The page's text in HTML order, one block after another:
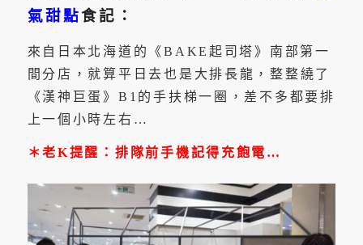
氣甜點食記：
來自日本北海道的《BAKE起司塔》南部第一
間分店，就算平日去也是大排長龍，整整繞了
《漢神巨蛋》B1的手扶梯一圈，差不多都要排
上一個小時左右…
＊老K提醒：排隊前手機記得充飽電…